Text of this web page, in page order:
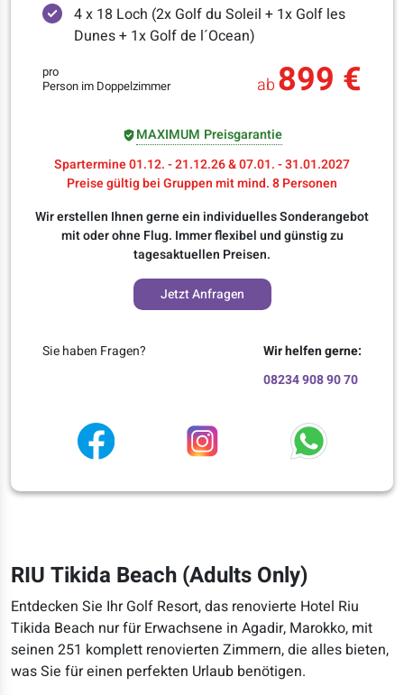
4 x 18 Loch (2x Golf du Soleil + 1x Golf les
Dunes + 1x Golf de l´Ocean)
pro
Person im Doppelzimmer
ab899 €
MAXIMUM Preisgarantie
Spartermine 01.12. - 21.12.26 & 07.01. - 31.01.2027
Preise gültig bei Gruppen mit mind. 8 Personen
Wir erstellen Ihnen gerne ein individuelles Sonderangebot
mit oder ohne Flug. Immer flexibel und günstig zu
tagesaktuellen Preisen.
Jetzt Anfragen
Sie haben Fragen?
Wir helfen gerne:
08234 908 90 70
RIU Tikida Beach (Adults Only)
Entdecken Sie Ihr Golf Resort, das renovierte Hotel Riu
Tikida Beach nur für Erwachsene in Agadir, Marokko, mit
seinen 251 komplett renovierten Zimmern, die alles bieten,
was Sie für einen perfekten Urlaub benötigen.